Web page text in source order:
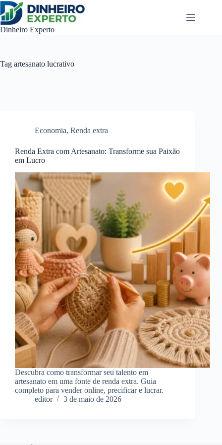
Pular
para
o
conteúdo
Dinheiro Experto
Tag artesanato lucrativo
Economia, Renda extra
Renda Extra com Artesanato: Transforme sua Paixão
em Lucro
Descubra como transformar seu talento em
artesanato em uma fonte de renda extra. Guia
completo para vender online, precificar e lucrar.
editor
3 de maio de 2026